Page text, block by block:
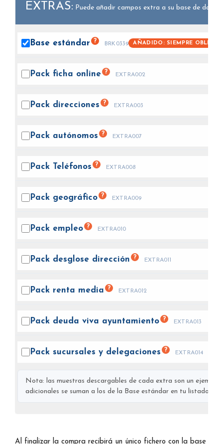
EXTRAS: Puede añadir campos extra a su base de datos.
Base estándar ? BRK0339 AÑADIDO: SIEMPRE
Pack ficha online ? EXTRA002
Pack direcciones ? EXTRA003
Pack autónomos ? EXTRA007
Pack Teléfonos ? EXTRA008
Pack geográfico ? EXTRA009
Pack empleo ? EXTRA010
Pack desglose dirección ? EXTRA011
Pack renta media ? EXTRA012
Pack deuda viva ayuntamiento ? EXTRA013
Pack sucursales y delegaciones ? EXTRA014
Nota: las muestras descargables de cada extra son un
adicionales se suman a los de la Base estándar en tu listado
Al finalizar la compra recibirá un único fichero con la base